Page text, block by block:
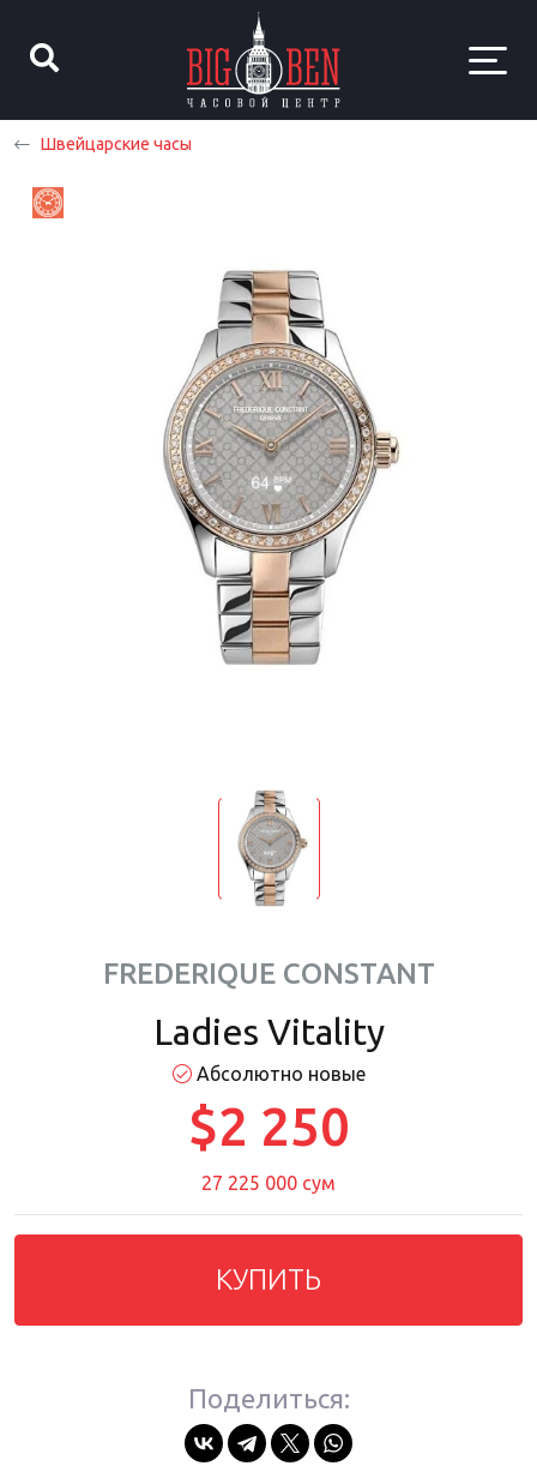
Швейцарские часы
FREDERIQUE CONSTANT
Ladies Vitality
Абсолютно новые
$2 250
27 225 000 сум
КУПИТЬ
Поделиться: